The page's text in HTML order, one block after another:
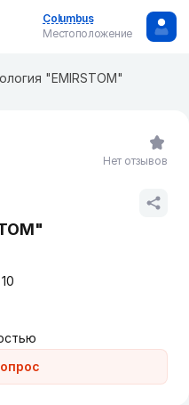
Columbus
Местоположение
"EMIRSTOM"
Нет отзывов